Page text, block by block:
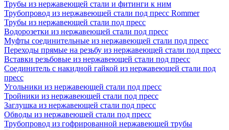
Трубы из нержавеющей стали и фитинги к ним
Трубопровод из нержавеющей стали под пресс Rommer
Трубы из нержавеющей стали под пресс
Водорозетки из нержавеющей стали под пресс
Муфты соединительные из нержавеющей стали под пресс
Переходы прямые на резьбу из нержавеющей стали под пресс
Вставки резьбовые из нержавеющей стали под пресс
Соединитель с накидной гайкой из нержавеющей стали под
пресс
Угольники из нержавеющей стали под пресс
Тройники из нержавеющей стали под пресс
Заглушка из нержавеющей стали под пресс
Обводы из нержавеющей стали под пресс
Трубопровод из гофрированной нержавеющей трубы